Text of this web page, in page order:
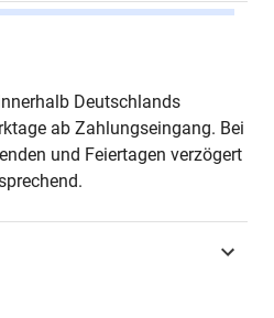
304
Hamburg 2004
Deutschlands
ab Zahlungseingang. Bei
und Feiertagen verzögert